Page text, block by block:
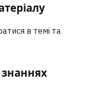
в темі та
знаннях